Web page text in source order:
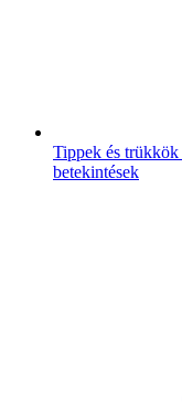
Tippek és trükkök
betekintések